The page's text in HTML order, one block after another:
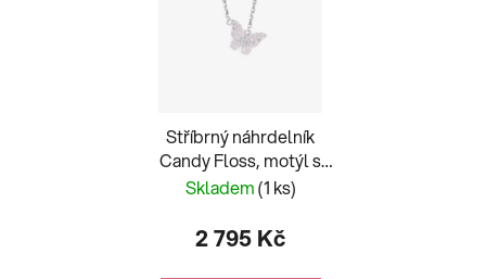
Stříbrný náhrdelník
Candy Floss, motýl s
kubickou zirkonií
Skladem(1 ks)
2 795 Kč